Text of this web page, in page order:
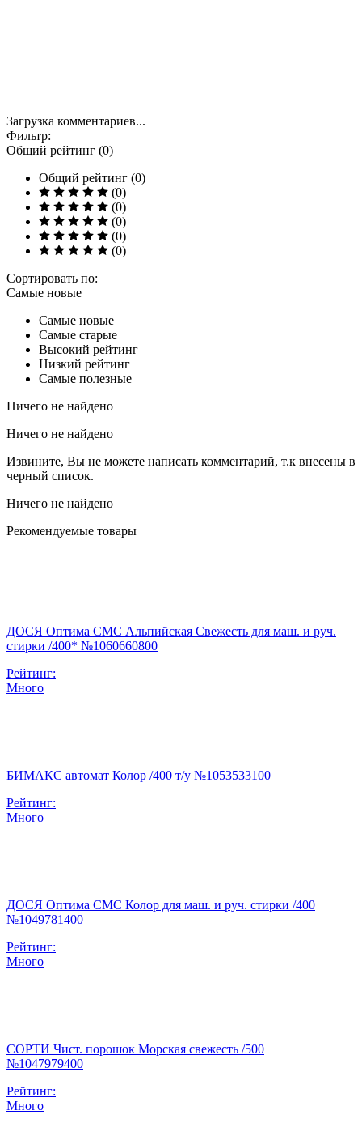
Загрузка комментариев...
Фильтр:
Общий рейтинг (0)
Общий рейтинг (0)
(0)
(0)
(0)
(0)
(0)
Сортировать по:
Самые новые
Самые новые
Самые старые
Высокий рейтинг
Низкий рейтинг
Самые полезные
Ничего не найдено
Ничего не найдено
Извините, Вы не можете написать комментарий, т.к внесены в
черный список.
Ничего не найдено
Рекомендуемые товары
ДОСЯ Оптима СМС Альпийская Свежесть для маш. и руч.
стирки /400* №1060660800
Рейтинг:
Много
БИМАКС автомат Колор /400 т/у №1053533100
Рейтинг:
Много
ДОСЯ Оптима СМС Колор для маш. и руч. стирки /400
№1049781400
Рейтинг:
Много
СОРТИ Чист. порошок Морская свежесть /500
№1047979400
Рейтинг:
Много